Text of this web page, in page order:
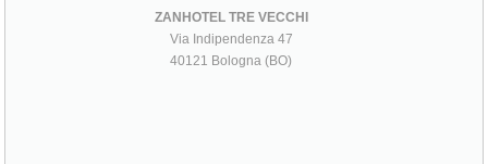
ZANHOTEL TRE VECCHI
Via Indipendenza 47
40121 Bologna (BO)